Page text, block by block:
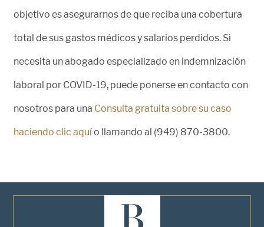
objetivo es asegurarnos de que reciba una cobertura
total de sus gastos médicos y salarios perdidos. Si
necesita un abogado especializado en indemnización
laboral por COVID-19, puede ponerse en contacto con
nosotros para una Consulta gratuita sobre su caso
haciendo clic aquío llamando al (949) 870-3800.